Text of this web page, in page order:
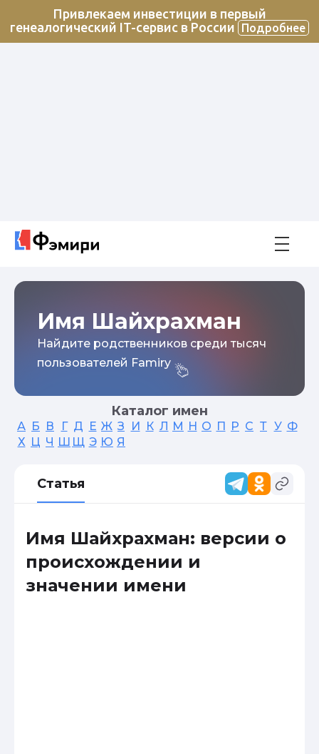
Привлекаем инвестиции в первый
генеалогический IT-сервис в России
Подробнее
Имя Шайхрахман
Найдите родственников среди тысяч
пользователей Famiry
Каталог имен
А Б В Г Д Е Ж З И К Л М Н О П Р С Т У Ф
Х Ц Ч Ш Щ Э Ю Я
Статья
Имя Шайхрахман: версии о
происхождении и
значении имени